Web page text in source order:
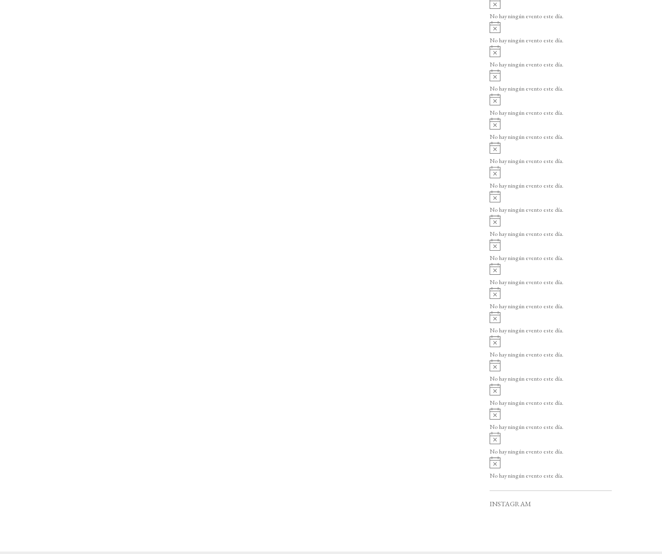
o
v
i
o
No hay ningún evento este día.
v
i
o
No hay ningún evento este día.
v
i
o
No hay ningún evento este día.
v
i
o
No hay ningún evento este día.
v
i
o
No hay ningún evento este día.
v
i
o
No hay ningún evento este día.
v
i
o
No hay ningún evento este día.
A
v
i
o
No hay ningún evento este día.
A
v
i
o
No hay ningún evento este día.
A
v
i
o
No hay ningún evento este día.
v
i
o
No hay ningún evento este día.
v
i
o
No hay ningún evento este día.
v
i
o
No hay ningún evento este día.
v
i
o
No hay ningún evento este día.
v
i
o
No hay ningún evento este día.
v
i
o
No hay ningún evento este día.
v
i
o
No hay ningún evento este día.
v
i
o
No hay ningún evento este día.
A
v
i
o
No hay ningún evento este día.
A
v
i
No hay ningún evento este día.
INSTAGRAM